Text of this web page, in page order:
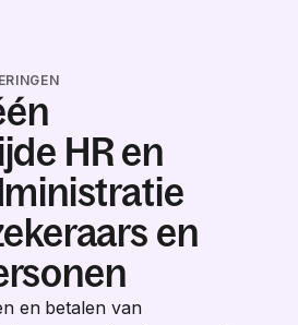
HR en
en
en betalen van